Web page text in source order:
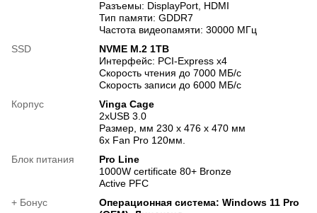
Разъемы: DisplayPort, HDMI
Тип памяти: GDDR7
Частота видеопамяти: 30000 МГц
SSD
NVME M.2 1TB
Интерфейс: PCI-Express x4
Скорость чтения до 7000 МБ/с
Скорость записи до 6000 МБ/с
Корпус
Vinga Cage
2xUSB 3.0
Размер, мм 230 x 476 x 470 мм
6х Fan Pro 120мм.
Блок питания
Pro Line
1000W certificate 80+ Bronze
Active PFC
+ Бонус
Операционная система: Windows 11 Pro